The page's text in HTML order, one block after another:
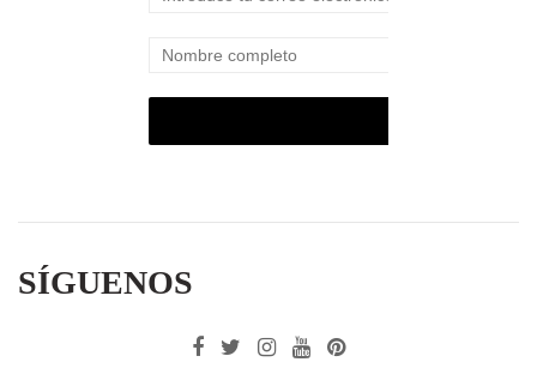
SÍGUENOS